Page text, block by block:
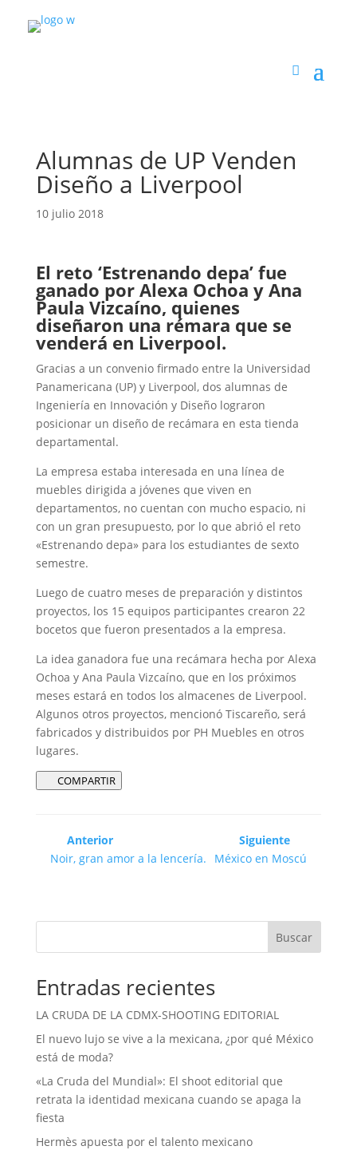
Alumnas de UP Venden
Diseño a Liverpool
10 julio 2018
El reto ‘Estrenando depa’ fue
ganado por Alexa Ochoa y Ana
Paula Vizcaíno, quienes
diseñaron una rémara que se
venderá en Liverpool.
Gracias a un convenio firmado entre la Universidad
Panamericana (UP) y Liverpool, dos alumnas de
Ingeniería en Innovación y Diseño lograron
posicionar un diseño de recámara en esta tienda
departamental.
La empresa estaba interesada en una línea de
muebles dirigida a jóvenes que viven en
departamentos, no cuentan con mucho espacio, ni
con un gran presupuesto, por lo que abrió el reto
«Estrenando depa» para los estudiantes de sexto
semestre.
Luego de cuatro meses de preparación y distintos
proyectos, los 15 equipos participantes crearon 22
bocetos que fueron presentados a la empresa.
La idea ganadora fue una recámara hecha por Alexa
Ochoa y Ana Paula Vizcaíno, que en los próximos
meses estará en todos los almacenes de Liverpool.
Algunos otros proyectos, mencionó Tiscareño, será
fabricados y distribuidos por PH Muebles en otros
lugares.
COMPARTIR
Anterior
Noir, gran amor a la lencería.
Siguiente
México en Moscú
Buscar
Entradas recientes
LA CRUDA DE LA CDMX-SHOOTING EDITORIAL
El nuevo lujo se vive a la mexicana, ¿por qué México
está de moda?
«La Cruda del Mundial»: El shoot editorial que
retrata la identidad mexicana cuando se apaga la
fiesta
Hermès apuesta por el talento mexicano